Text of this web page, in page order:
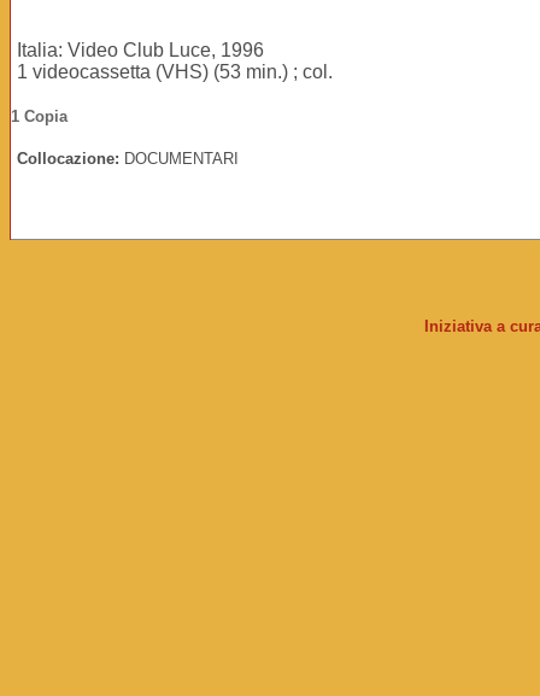
Italia: Video Club Luce, 1996
1 videocassetta (VHS) (53 min.) ; col.
1 Copia
Collocazione: DOCUMENTARI
Iniziativa a